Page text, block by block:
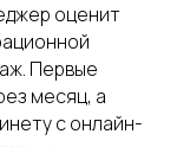
оценит
Первые
месяц, а
с онлайн-